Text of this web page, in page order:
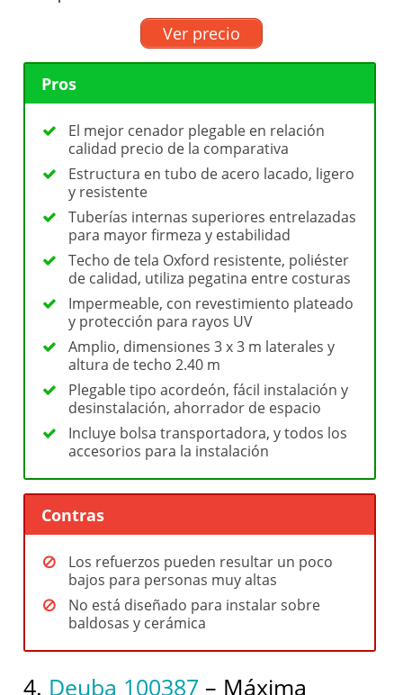
Ver precio
Pros
El mejor cenador plegable en relación
calidad precio de la comparativa
Estructura en tubo de acero lacado, ligero
y resistente
Tuberías internas superiores entrelazadas
para mayor firmeza y estabilidad
Techo de tela Oxford resistente, poliéster
de calidad, utiliza pegatina entre costuras
Impermeable, con revestimiento plateado
y protección para rayos UV
Amplio, dimensiones 3 x 3 m laterales y
altura de techo 2.40 m
Plegable tipo acordeón, fácil instalación y
desinstalación, ahorrador de espacio
Incluye bolsa transportadora, y todos los
accesorios para la instalación
Contras
Los refuerzos pueden resultar un poco
bajos para personas muy altas
No está diseñado para instalar sobre
baldosas y cerámica
4. Deuba 100387 – Máxima